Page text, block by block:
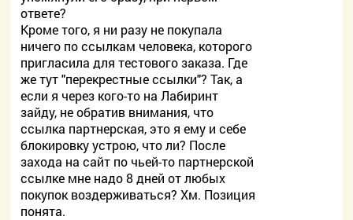
ответе?
Кроме того, я ни разу не покупала
ничего по ссылкам человека, которого
пригласила для тестового заказа. Где
же тут "перекрестные ссылки"? Так, а
если я через кого-то на Лабиринт
зайду, не обратив внимания, что
ссылка партнерская, это я ему и себе
блокировку устрою, что ли? После
захода на сайт по чьей-то партнерской
ссылке мне надо 8 дней от любых
покупок воздерживаться? Хм. Позиция
понята.